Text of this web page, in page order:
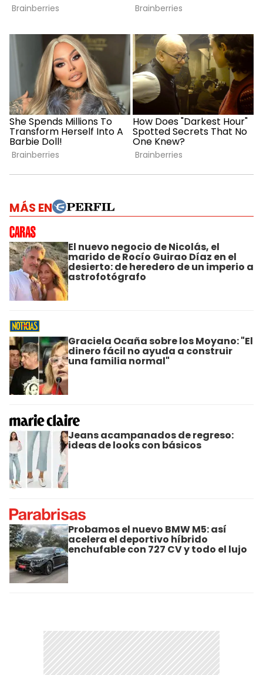
MÁS EN
El nuevo negocio de Nicolás, el
marido de Rocío Guirao Díaz en el
desierto: de heredero de un imperio a
astrofotógrafo
Graciela Ocaña sobre los Moyano: "El
dinero fácil no ayuda a construir
una familia normal"
Jeans acampanados de regreso:
ideas de looks con básicos
Probamos el nuevo BMW M5: así
acelera el deportivo híbrido
enchufable con 727 CV y todo el lujo